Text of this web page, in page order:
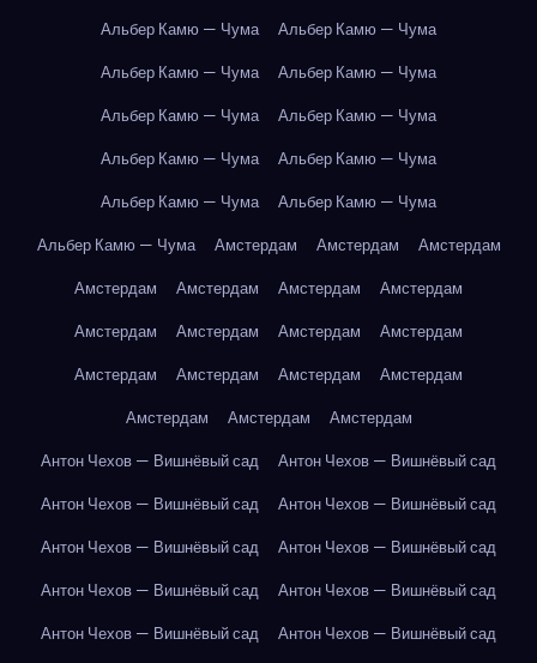
Альбер Камю — Чума
Альбер Камю — Чума
Альбер Камю — Чума
Альбер Камю — Чума
Альбер Камю — Чума
Альбер Камю — Чума
Альбер Камю — Чума
Альбер Камю — Чума
Альбер Камю — Чума
Альбер Камю — Чума
Альбер Камю — Чума
Амстердам Амстердам
Амстердам
Амстердам
Амстердам Амстердам
Амстердам
Амстердам
Амстердам Амстердам
Амстердам
Амстердам
Амстердам Амстердам
Амстердам
Амстердам
Амстердам
Амстердам
Антон Чехов — Вишнёвый сад
Антон Чехов — Вишнёвый сад
Антон Чехов — Вишнёвый сад
Антон Чехов — Вишнёвый сад
Антон Чехов — Вишнёвый сад
Антон Чехов — Вишнёвый сад
Антон Чехов — Вишнёвый сад
Антон Чехов — Вишнёвый сад
Антон Чехов — Вишнёвый сад
Антон Чехов — Вишнёвый сад